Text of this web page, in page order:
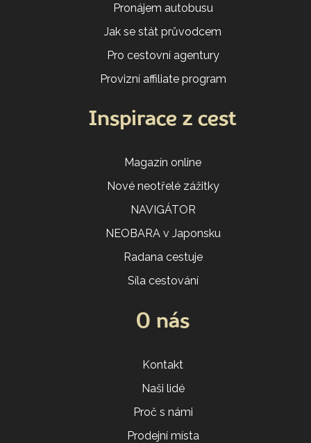
Pronájem autobusu
Jak se stát průvodcem
Pro cestovní agentury
Provizní affiliate program
Inspirace z cest
Magazín online
Nové neotřelé zážitky
NAVIGÁTOR
NEOBARA v Japonsku
Radana cestuje
Síla cestování
O nás
Kontakt
Naši lidé
Proč s námi
Prodejní místa